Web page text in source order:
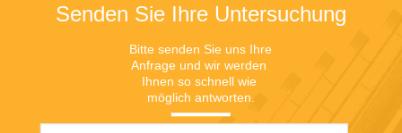
Senden Sie Ihre Untersuchung
Bitte senden Sie uns Ihre
Anfrage und wir werden
Ihnen so schnell wie
möglich antworten.